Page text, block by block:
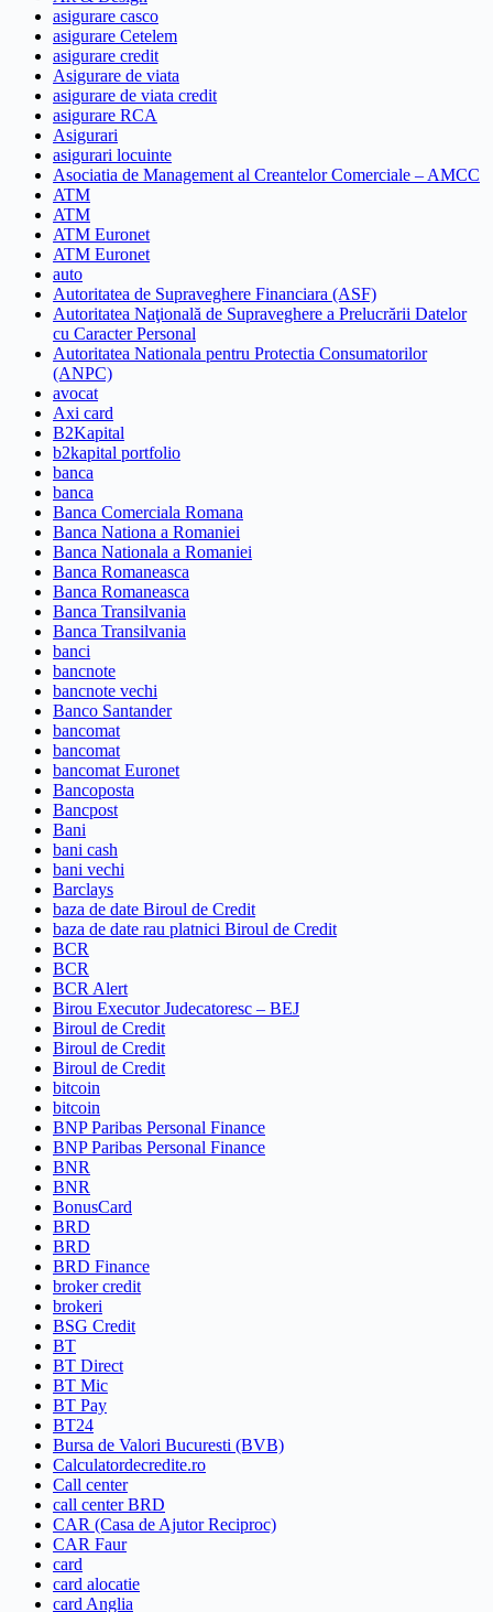
asigurare casco
asigurare Cetelem
asigurare credit
Asigurare de viata
asigurare de viata credit
asigurare RCA
Asigurari
asigurari locuinte
Asociatia de Management al Creantelor Comerciale – AMCC
ATM
ATM
ATM Euronet
ATM Euronet
auto
Autoritatea de Supraveghere Financiara (ASF)
Autoritatea Naţională de Supraveghere a Prelucrării Datelor
cu Caracter Personal
Autoritatea Nationala pentru Protectia Consumatorilor
(ANPC)
avocat
Axi card
B2Kapital
b2kapital portfolio
banca
banca
Banca Comerciala Romana
Banca Nationa a Romaniei
Banca Nationala a Romaniei
Banca Romaneasca
Banca Romaneasca
Banca Transilvania
Banca Transilvania
banci
bancnote
bancnote vechi
Banco Santander
bancomat
bancomat
bancomat Euronet
Bancoposta
Bancpost
Bani
bani cash
bani vechi
Barclays
baza de date Biroul de Credit
baza de date rau platnici Biroul de Credit
BCR
BCR
BCR Alert
Birou Executor Judecatoresc – BEJ
Biroul de Credit
Biroul de Credit
Biroul de Credit
bitcoin
bitcoin
BNP Paribas Personal Finance
BNP Paribas Personal Finance
BNR
BNR
BonusCard
BRD
BRD
BRD Finance
broker credit
brokeri
BSG Credit
BT
BT Direct
BT Mic
BT Pay
BT24
Bursa de Valori Bucuresti (BVB)
Calculatordecredite.ro
Call center
call center BRD
CAR (Casa de Ajutor Reciproc)
CAR Faur
card
card alocatie
card Anglia